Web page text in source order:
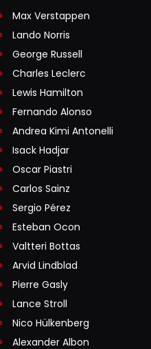
Max Verstappen
Lando Norris
George Russell
Charles Leclerc
Lewis Hamilton
Fernando Alonso
Andrea Kimi Antonelli
Isack Hadjar
Oscar Piastri
Carlos Sainz
Sergio Pérez
Esteban Ocon
Valtteri Bottas
Arvid Lindblad
Pierre Gasly
Lance Stroll
Nico Hülkenberg
Alexander Albon